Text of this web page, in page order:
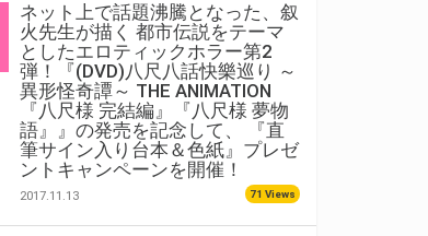
ネット上で話題沸騰となった、叙
火先生が描く 都市伝説をテーマ
としたエロティックホラー第2
弾！『(DVD)八尺八話快樂巡り ～
異形怪奇譚～ THE ANIMATION
『八尺様 完結編』『八尺様 夢物
語』』の発売を記念して、 『直
筆サイン入り台本＆色紙』プレゼ
ントキャンペーンを開催！
2017.11.13 71 Views